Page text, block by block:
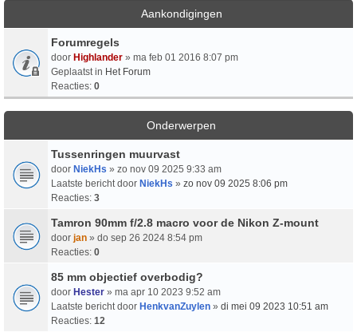
Aankondigingen
Forumregels
door Highlander » ma feb 01 2016 8:07 pm
Geplaatst in Het Forum
Reacties: 0
Onderwerpen
Tussenringen muurvast
door NiekHs » zo nov 09 2025 9:33 am
Laatste bericht door NiekHs » zo nov 09 2025 8:06 pm
Reacties: 3
Tamron 90mm f/2.8 macro voor de Nikon Z-mount
door jan » do sep 26 2024 8:54 pm
Reacties: 0
85 mm objectief overbodig?
door Hester » ma apr 10 2023 9:52 am
Laatste bericht door HenkvanZuylen » di mei 09 2023 10:51 am
Reacties: 12